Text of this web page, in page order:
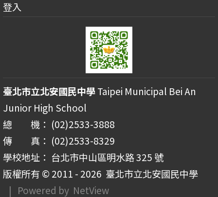
登入
臺北市立北安國民中學Taipei Municipal Bei An
Junior High School
總 機： (02)2533-3888
傳 真： (02)2533-8329
學校地址： 台北市中山區明水路 325 號
版權所有 © 2011 - 2026 臺北市立北安國民中學
| Powered by NetView